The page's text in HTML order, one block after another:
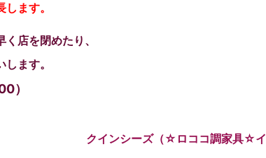
ます。
店を閉めたり、
ます。
）
クインシーズ（☆ロココ調家具☆